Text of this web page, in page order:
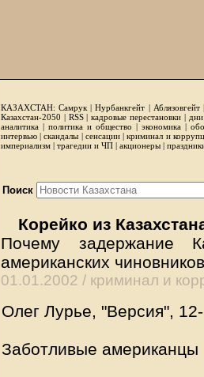
КАЗАХСТАН: Самрук |Нурбанкгейт | Аблязовгейт
Казахстан-2050 | RSS|кадровые перестановки|
аналитика | политика и общество | экономика |
интервью |скандалы | сенсации|криминал и
империализм | трагедии и ЧП | акционеры |
Поиск
Корейко из
Почему задержание
американских
01.01.2002 / криминал и
Олег Лурье, "Версия",
Заботливые американцы